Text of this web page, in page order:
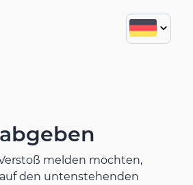
melden möchten,
den untenstehenden